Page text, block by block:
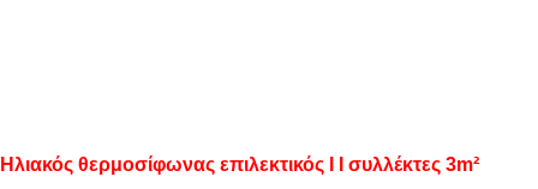
Ηλιακός θερμοσίφωνας επιλεκτικός Ι Ι συλλέκτες 3m²